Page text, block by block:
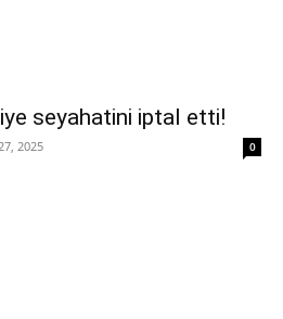
seyahatini iptal etti!
2025 0